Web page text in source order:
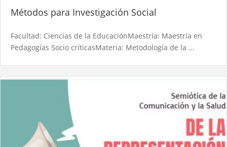
Métodos para Investigación Social
Facultad: Ciencias de la EducaciónMaestría: Maestría en
Pedagogías Socio críticasMateria: Metodología de la ...